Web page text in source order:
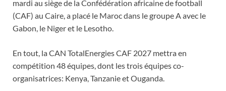
mardi au siège de la Confédération africaine de football
(CAF) au Caire, a placé le Maroc dans le groupe A avec le
Gabon, le Niger et le Lesotho.
En tout, la CAN TotalEnergies CAF 2027 mettra en
compétition 48 équipes, dont les trois équipes co-
organisatrices: Kenya, Tanzanie et Ouganda.